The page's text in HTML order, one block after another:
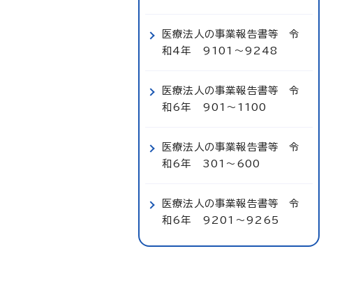
医療法人の事業報告書等 令
和4年 9101～9248
医療法人の事業報告書等 令
和6年 901～1100
医療法人の事業報告書等 令
和6年 301～600
医療法人の事業報告書等 令
和6年 9201～9265